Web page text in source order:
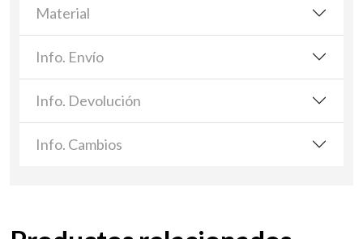
Material
Info. Envío
Info. Devolución
Info. Cambios